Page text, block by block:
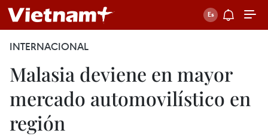
INTERNACIONAL
Malasia deviene en mayor
mercado automovilístico en
región